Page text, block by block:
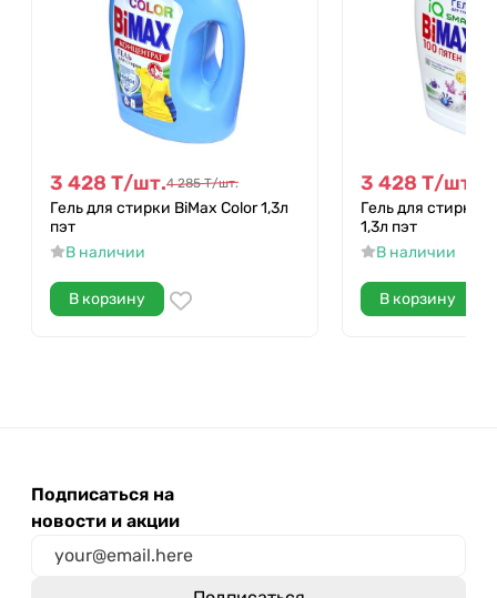
3 428 Т/шт.4 285 Т/шт.
Гель для стирки BiMax Color 1,3л
пэт
В наличии
В корзину
3 428 Т/шт.
Гель для стирки
1,3л пэт
В наличии
В корзину
Подписаться на
новости и акции